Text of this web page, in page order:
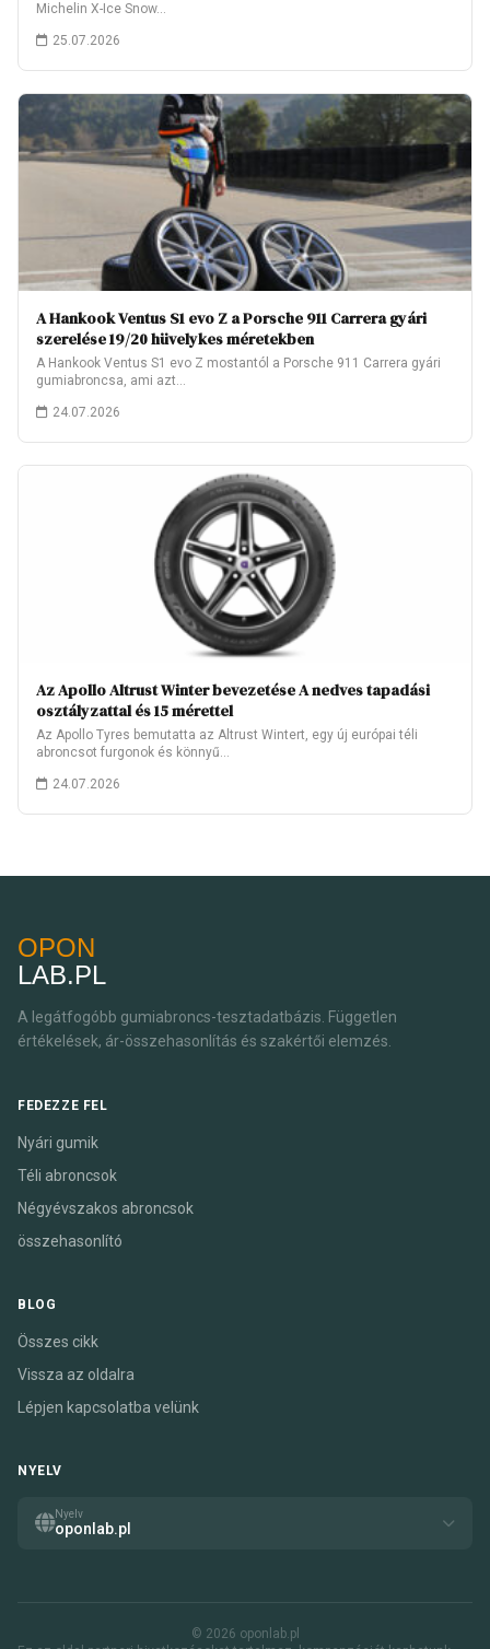
Michelin X-Ice Snow…
25.07.2026
A Hankook Ventus S1 evo Z a Porsche 911 Carrera gyári
szerelése 19/20 hüvelykes méretekben
A Hankook Ventus S1 evo Z mostantól a Porsche 911 Carrera gyári
gumiabroncsa, ami azt…
24.07.2026
Az Apollo Altrust Winter bevezetése A nedves tapadási
osztályzattal és 15 mérettel
Az Apollo Tyres bemutatta az Altrust Wintert, egy új európai téli
abroncsot furgonok és könnyű…
24.07.2026
OPON
LAB.PL
A legátfogóbb gumiabroncs-tesztadatbázis. Független
értékelések, ár-összehasonlítás és szakértői elemzés.
FEDEZZE FEL
Nyári gumik
Téli abroncsok
Négyévszakos abroncsok
összehasonlító
BLOG
Összes cikk
Vissza az oldalra
Lépjen kapcsolatba velünk
NYELV
Nyelv
oponlab.pl
© 2026 oponlab.pl